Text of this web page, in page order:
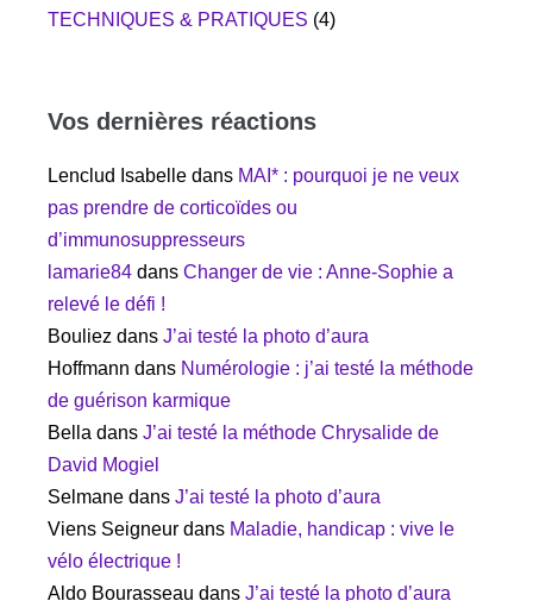
TECHNIQUES & PRATIQUES (4)
Vos dernières réactions
Lenclud Isabelle dans MAI* : pourquoi je ne veux
pas prendre de corticoïdes ou
d’immunosuppresseurs
lamarie84 dans Changer de vie : Anne-Sophie a
relevé le défi !
Bouliez dans J’ai testé la photo d’aura
Hoffmann dans Numérologie : j’ai testé la méthode
de guérison karmique
Bella dans J’ai testé la méthode Chrysalide de
David Mogiel
Selmane dans J’ai testé la photo d’aura
Viens Seigneur dans Maladie, handicap : vive le
vélo électrique !
Aldo Bourasseau dans J’ai testé la photo d’aura